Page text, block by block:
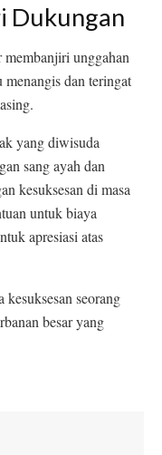
Dukungan
unggahan
dan teringat
yang diwisuda
sang ayah dan
kesuksesan di masa
untuk biaya
apresiasi atas
seorang
besar yang